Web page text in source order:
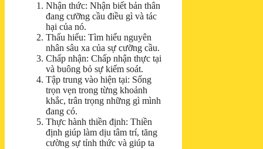
Nhận thức: Nhận biết bản thân
đang cưỡng cầu điều gì và tác
hại của nó.
Thấu hiểu: Tìm hiểu nguyên
nhân sâu xa của sự cưỡng cầu.
Chấp nhận: Chấp nhận thực tại
và buông bỏ sự kiểm soát.
Tập trung vào hiện tại: Sống
trọn vẹn trong từng khoảnh
khắc, trân trọng những gì mình
đang có.
Thực hành thiền định: Thiền
định giúp làm dịu tâm trí, tăng
cường sự tỉnh thức và giúp ta